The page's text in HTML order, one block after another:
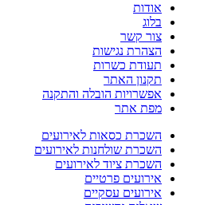
אודות
בלוג
צור קשר
הצהרת נגישות
תעודת כשרות
תקנון האתר
אפשרויות הובלה והתקנה
מפת אתר
השכרת כסאות לאירועים
השכרת שולחנות לאירועים
השכרת ציוד לאירועים
אירועים פרטיים
אירועים עסקיים